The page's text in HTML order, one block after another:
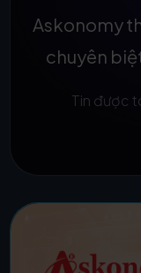
Askonomy
chuyên
Tin được